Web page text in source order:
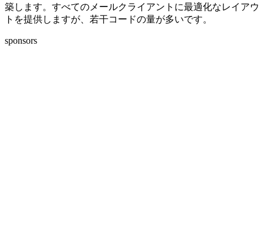
築します。すべてのメールクライアントに最適化なレイアウ
トを提供しますが、若干コードの量が多いです。
sponsors